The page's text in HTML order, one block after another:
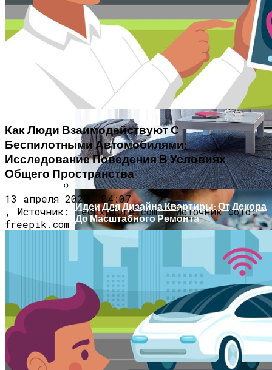
Врач Денисова Сообщила, Что
Избыточное Употребление Кофе И
Жирной Пищи Приводит К
Тромбообразованию
Крупнейший В Мире Примат Умер Из-
За Изменения Питания И Климата
Установлено, Что Менструальный
Цикл Влияет На Распространение
Мутантных Клеток В Ткани Молочной
Железы
Новый Метод Сканирования Мозга
Идеи Для Дизайна Квартиры: От Декора
До Масштабного Ремонта
Как Люди Взаимодействуют С
Беспилотными Автомобилями:
Исследование Поведения В Условиях
Общего Пространства
13 апреля 2025, 04:07
, Источник: techxplore.com , Источник фото:
freepik.com